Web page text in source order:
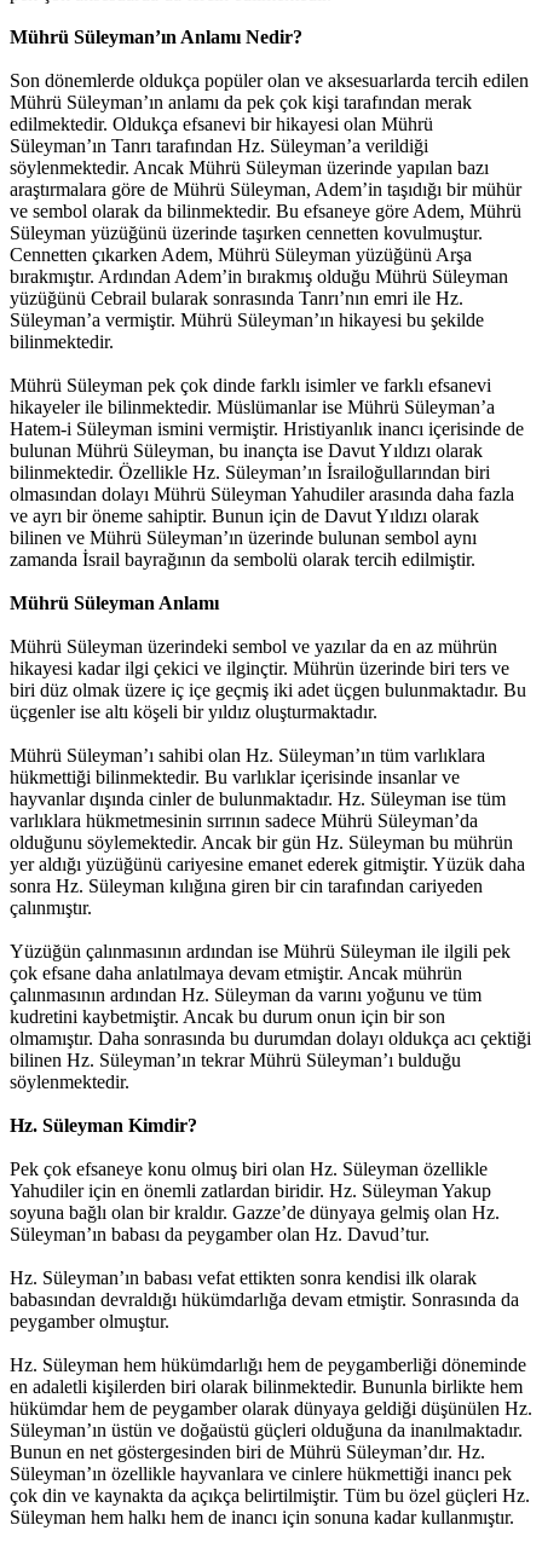
Mührü Süleyman’ın Anlamı Nedir?
Son dönemlerde oldukça popüler olan ve aksesuarlarda tercih edilen
Mührü Süleyman’ın anlamı da pek çok kişi tarafından merak
edilmektedir. Oldukça efsanevi bir hikayesi olan Mührü
Süleyman’ın Tanrı tarafından Hz. Süleyman’a verildiği
söylenmektedir. Ancak Mührü Süleyman üzerinde yapılan bazı
araştırmalara göre de Mührü Süleyman, Adem’in taşıdığı bir mühür
ve sembol olarak da bilinmektedir. Bu efsaneye göre Adem, Mührü
Süleyman yüzüğünü üzerinde taşırken cennetten kovulmuştur.
Cennetten çıkarken Adem, Mührü Süleyman yüzüğünü Arşa
bırakmıştır. Ardından Adem’in bırakmış olduğu Mührü Süleyman
yüzüğünü Cebrail bularak sonrasında Tanrı’nın emri ile Hz.
Süleyman’a vermiştir. Mührü Süleyman’ın hikayesi bu şekilde
bilinmektedir.
Mührü Süleyman pek çok dinde farklı isimler ve farklı efsanevi
hikayeler ile bilinmektedir. Müslümanlar ise Mührü Süleyman’a
Hatem-i Süleyman ismini vermiştir. Hristiyanlık inancı içerisinde de
bulunan Mührü Süleyman, bu inançta ise Davut Yıldızı olarak
bilinmektedir. Özellikle Hz. Süleyman’ın İsrailoğullarından biri
olmasından dolayı Mührü Süleyman Yahudiler arasında daha fazla
ve ayrı bir öneme sahiptir. Bunun için de Davut Yıldızı olarak
bilinen ve Mührü Süleyman’ın üzerinde bulunan sembol aynı
zamanda İsrail bayrağının da sembolü olarak tercih edilmiştir.
Mührü Süleyman Anlamı
Mührü Süleyman üzerindeki sembol ve yazılar da en az mührün
hikayesi kadar ilgi çekici ve ilginçtir. Mührün üzerinde biri ters ve
biri düz olmak üzere iç içe geçmiş iki adet üçgen bulunmaktadır. Bu
üçgenler ise altı köşeli bir yıldız oluşturmaktadır.
Mührü Süleyman’ı sahibi olan Hz. Süleyman’ın tüm varlıklara
hükmettiği bilinmektedir. Bu varlıklar içerisinde insanlar ve
hayvanlar dışında cinler de bulunmaktadır. Hz. Süleyman ise tüm
varlıklara hükmetmesinin sırrının sadece Mührü Süleyman’da
olduğunu söylemektedir. Ancak bir gün Hz. Süleyman bu mührün
yer aldığı yüzüğünü cariyesine emanet ederek gitmiştir. Yüzük daha
sonra Hz. Süleyman kılığına giren bir cin tarafından cariyeden
çalınmıştır.
Yüzüğün çalınmasının ardından ise Mührü Süleyman ile ilgili pek
çok efsane daha anlatılmaya devam etmiştir. Ancak mührün
çalınmasının ardından Hz. Süleyman da varını yoğunu ve tüm
kudretini kaybetmiştir. Ancak bu durum onun için bir son
olmamıştır. Daha sonrasında bu durumdan dolayı oldukça acı çektiği
bilinen Hz. Süleyman’ın tekrar Mührü Süleyman’ı bulduğu
söylenmektedir.
Hz. Süleyman Kimdir?
Pek çok efsaneye konu olmuş biri olan Hz. Süleyman özellikle
Yahudiler için en önemli zatlardan biridir. Hz. Süleyman Yakup
soyuna bağlı olan bir kraldır. Gazze’de dünyaya gelmiş olan Hz.
Süleyman’ın babası da peygamber olan Hz. Davud’tur.
Hz. Süleyman’ın babası vefat ettikten sonra kendisi ilk olarak
babasından devraldığı hükümdarlığa devam etmiştir. Sonrasında da
peygamber olmuştur.
Hz. Süleyman hem hükümdarlığı hem de peygamberliği döneminde
en adaletli kişilerden biri olarak bilinmektedir. Bununla birlikte hem
hükümdar hem de peygamber olarak dünyaya geldiği düşünülen Hz.
Süleyman’ın üstün ve doğaüstü güçleri olduğuna da inanılmaktadır.
Bunun en net göstergesinden biri de Mührü Süleyman’dır. Hz.
Süleyman’ın özellikle hayvanlara ve cinlere hükmettiği inancı pek
çok din ve kaynakta da açıkça belirtilmiştir. Tüm bu özel güçleri Hz.
Süleyman hem halkı hem de inancı için sonuna kadar kullanmıştır.